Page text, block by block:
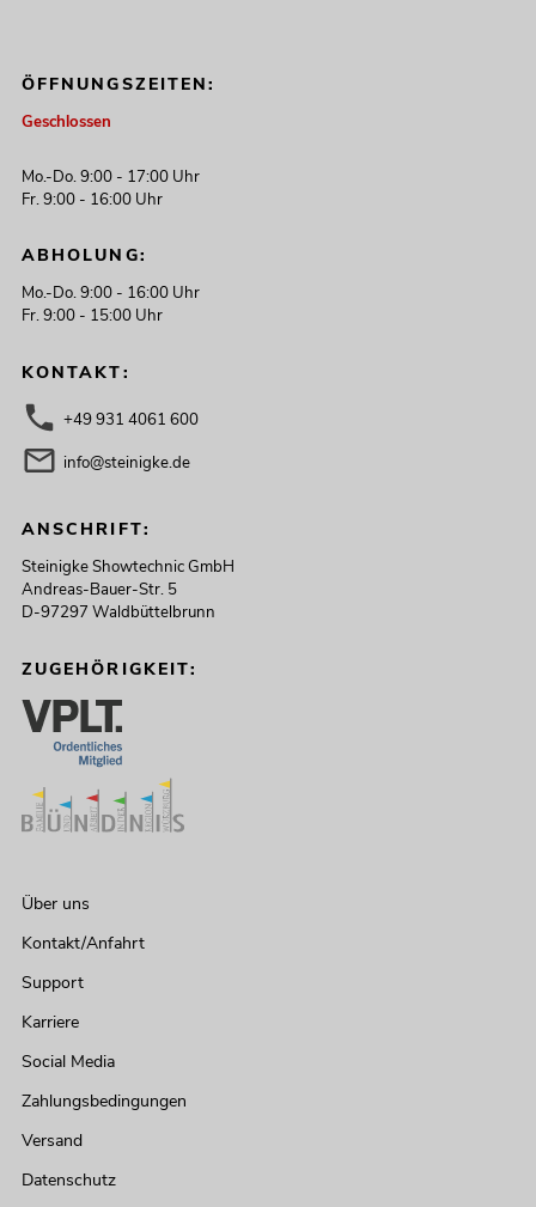
ÖFFNUNGSZEITEN:
Geschlossen
Mo.-Do. 9:00 - 17:00 Uhr
Fr. 9:00 - 16:00 Uhr
ABHOLUNG:
Mo.-Do. 9:00 - 16:00 Uhr
Fr. 9:00 - 15:00 Uhr
KONTAKT:
+49 931 4061 600
info@steinigke.de
ANSCHRIFT:
Steinigke Showtechnic GmbH
Andreas-Bauer-Str. 5
D-97297 Waldbüttelbrunn
ZUGEHÖRIGKEIT:
Über uns
Kontakt/Anfahrt
Support
Karriere
Social Media
Zahlungsbedingungen
Versand
Datenschutz